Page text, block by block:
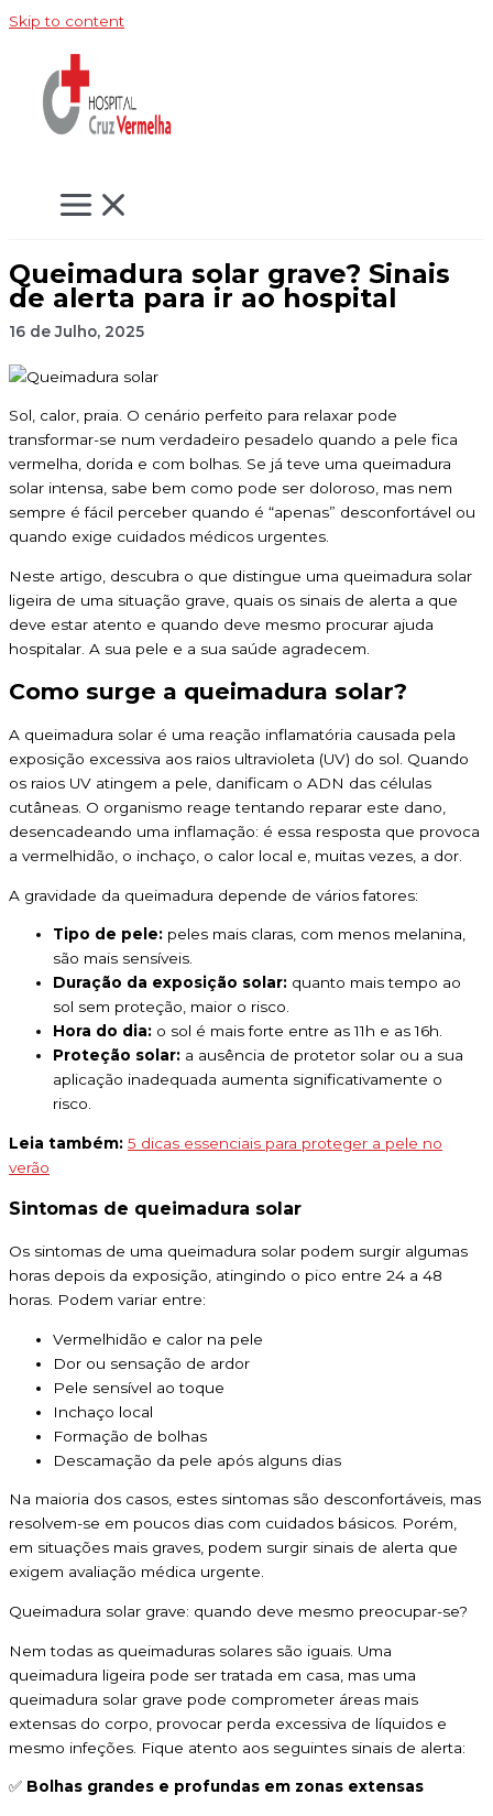
Skip to content
Queimadura solar grave? Sinais
de alerta para ir ao hospital
16 de Julho, 2025
Sol, calor, praia. O cenário perfeito para relaxar pode
transformar-se num verdadeiro pesadelo quando a pele fica
vermelha, dorida e com bolhas. Se já teve uma queimadura
solar intensa, sabe bem como pode ser doloroso, mas nem
sempre é fácil perceber quando é “apenas” desconfortável ou
quando exige cuidados médicos urgentes.
Neste artigo, descubra o que distingue uma queimadura solar
ligeira de uma situação grave, quais os sinais de alerta a que
deve estar atento e quando deve mesmo procurar ajuda
hospitalar. A sua pele e a sua saúde agradecem.
Como surge a queimadura solar?
A queimadura solar é uma reação inflamatória causada pela
exposição excessiva aos raios ultravioleta (UV) do sol. Quando
os raios UV atingem a pele, danificam o ADN das células
cutâneas. O organismo reage tentando reparar este dano,
desencadeando uma inflamação: é essa resposta que provoca
a vermelhidão, o inchaço, o calor local e, muitas vezes, a dor.
A gravidade da queimadura depende de vários fatores:
Tipo de pele: peles mais claras, com menos melanina,
são mais sensíveis.
Duração da exposição solar: quanto mais tempo ao
sol sem proteção, maior o risco.
Hora do dia: o sol é mais forte entre as 11h e as 16h.
Proteção solar: a ausência de protetor solar ou a sua
aplicação inadequada aumenta significativamente o
risco.
Leia também: 5 dicas essenciais para proteger a pele no
verão
Sintomas de queimadura solar
Os sintomas de uma queimadura solar podem surgir algumas
horas depois da exposição, atingindo o pico entre 24 a 48
horas. Podem variar entre:
Vermelhidão e calor na pele
Dor ou sensação de ardor
Pele sensível ao toque
Inchaço local
Formação de bolhas
Descamação da pele após alguns dias
Na maioria dos casos, estes sintomas são desconfortáveis, mas
resolvem-se em poucos dias com cuidados básicos. Porém,
em situações mais graves, podem surgir sinais de alerta que
exigem avaliação médica urgente.
Queimadura solar grave: quando deve mesmo preocupar-se?
Nem todas as queimaduras solares são iguais. Uma
queimadura ligeira pode ser tratada em casa, mas uma
queimadura solar grave pode comprometer áreas mais
extensas do corpo, provocar perda excessiva de líquidos e
mesmo infeções. Fique atento aos seguintes sinais de alerta:
✅ Bolhas grandes e profundas em zonas extensas